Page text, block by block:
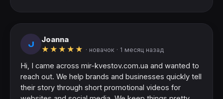
J
Joanna
★ ★ ★ ★ ★ · новачок · 1 месяц назад
Hi, I came across mir-kvestov.com.ua and wanted to
reach out. We help brands and businesses quickly tell
their story through short promotional videos for